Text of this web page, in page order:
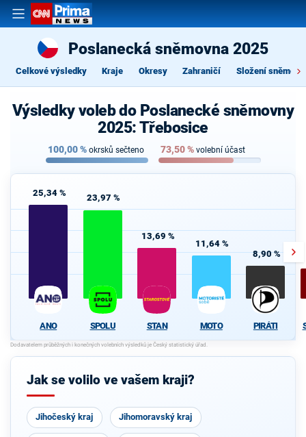
Poslanecká sněmovna 2025
Celkové výsledky Kraje Okresy Zahraničí Složení
Výsledky voleb do Poslanecké sněmovny
2025: Třebosice
100,00% okrsků sečteno 73,50% volební účast
25,34 %
ANO
23,97 %
SPOLU
13,69 %
STAN
11,64 %
MOTO
8,90 %
PIRÁTI
Jak se volilo ve vašem kraji?
Jihočeský kraj Jihomoravský kraj